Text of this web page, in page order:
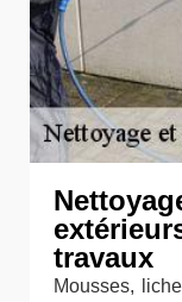
travaux
Mousses,